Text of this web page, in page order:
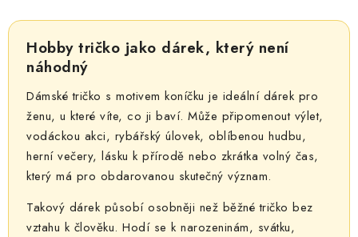
Hobby tričko jako dárek, který není
náhodný
Dámské tričko s motivem koníčku je ideální dárek pro
ženu, u které víte, co ji baví. Může připomenout výlet,
vodáckou akci, rybářský úlovek, oblíbenou hudbu,
herní večery, lásku k přírodě nebo zkrátka volný čas,
který má pro obdarovanou skutečný význam.
Takový dárek působí osobněji než běžné tričko bez
vztahu k člověku. Hodí se k narozeninám, svátku,